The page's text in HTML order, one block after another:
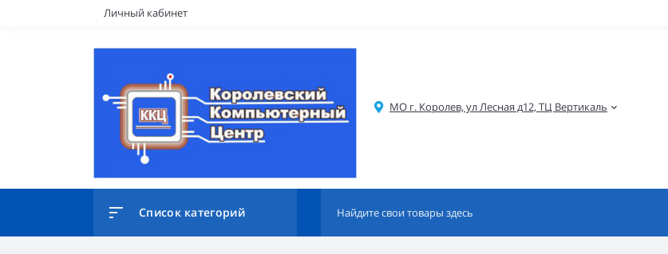
Личный кабинет
МО г. Королев, ул Лесная д12, ТЦ Вертикаль
Список категорий